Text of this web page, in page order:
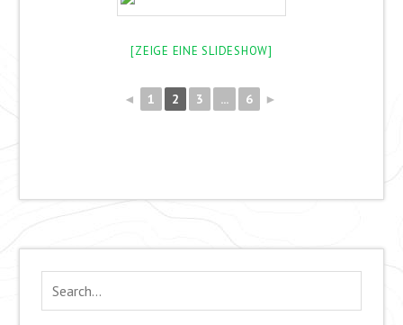
[ZEIGE EINE SLIDESHOW]
◄ 1 2 3 ... 6 ►